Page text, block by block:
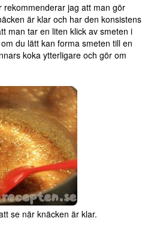
rekommenderar jag att man gör
är klar och har den konsistens
man tar en liten klick av smeten i
du lätt kan forma smeten till en
koka ytterligare och gör om
se när knäcken är klar.